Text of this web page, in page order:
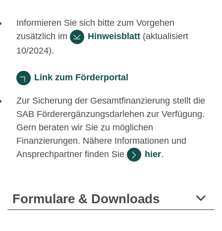
Informieren Sie sich bitte zum Vorgehen
zusätzlich im
Hinweisblatt(aktualisiert
10/2024).
Link zum Förderportal
Zur Sicherung der Gesamtfinanzierung stellt die
SAB Förderergänzungsdarlehen zur Verfügung.
Gern beraten wir Sie zu möglichen
Finanzierungen. Nähere Informationen und
Ansprechpartner finden Sie
hier.
Formulare & Downloads